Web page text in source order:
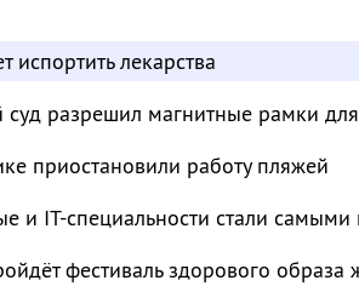
лекарства
суд разрешил магнитные рамки
приостановили работу пляжей
и IT-специальности стали
фестиваль здорового